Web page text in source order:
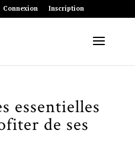
Connexion Inscription
0
essentielles
de ses